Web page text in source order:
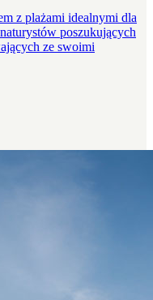
z plażami idealnymi dla
poszukujących
ze swoimi